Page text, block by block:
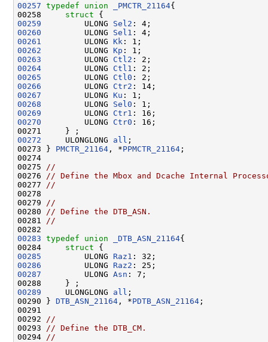
00257 typedef union _PMCTR_21164{
00258 struct
00259
         ULONG
Sel2
00260
         ULONG
Sel1
00261
         ULONG
Kk
00262
         ULONG
Kp
00263
         ULONG
Ctl2
00264
         ULONG
Ctl1
00265
         ULONG
Ctl0
00266
         ULONG
Ctr2
00267
         ULONG
Ku
00268
         ULONG
Sel0
00269
         ULONG
Ctr1
00270
         ULONG
Ctr0 : 16;
00272
     ULONGLONG
all ;
00273 } PMCTR_21164 , *PPMCTR_21164 ;
00274
00275
//
00276
// Define the Mbox and Dcache Internal
00277
//
00278
00279
//
00280
// Define the DTB_ASN.
00281
//
00283 typedef union _DTB_ASN_21164{
00284 struct
00285
         ULONG
Raz1
00286
         ULONG
Raz2
00287
         ULONG
Asn : 7;
00289
     ULONGLONG
all ;
00290 } DTB_ASN_21164 , *PDTB_ASN_21164 ;
00291
00292
//
00293
// Define the DTB_CM.
00294
//